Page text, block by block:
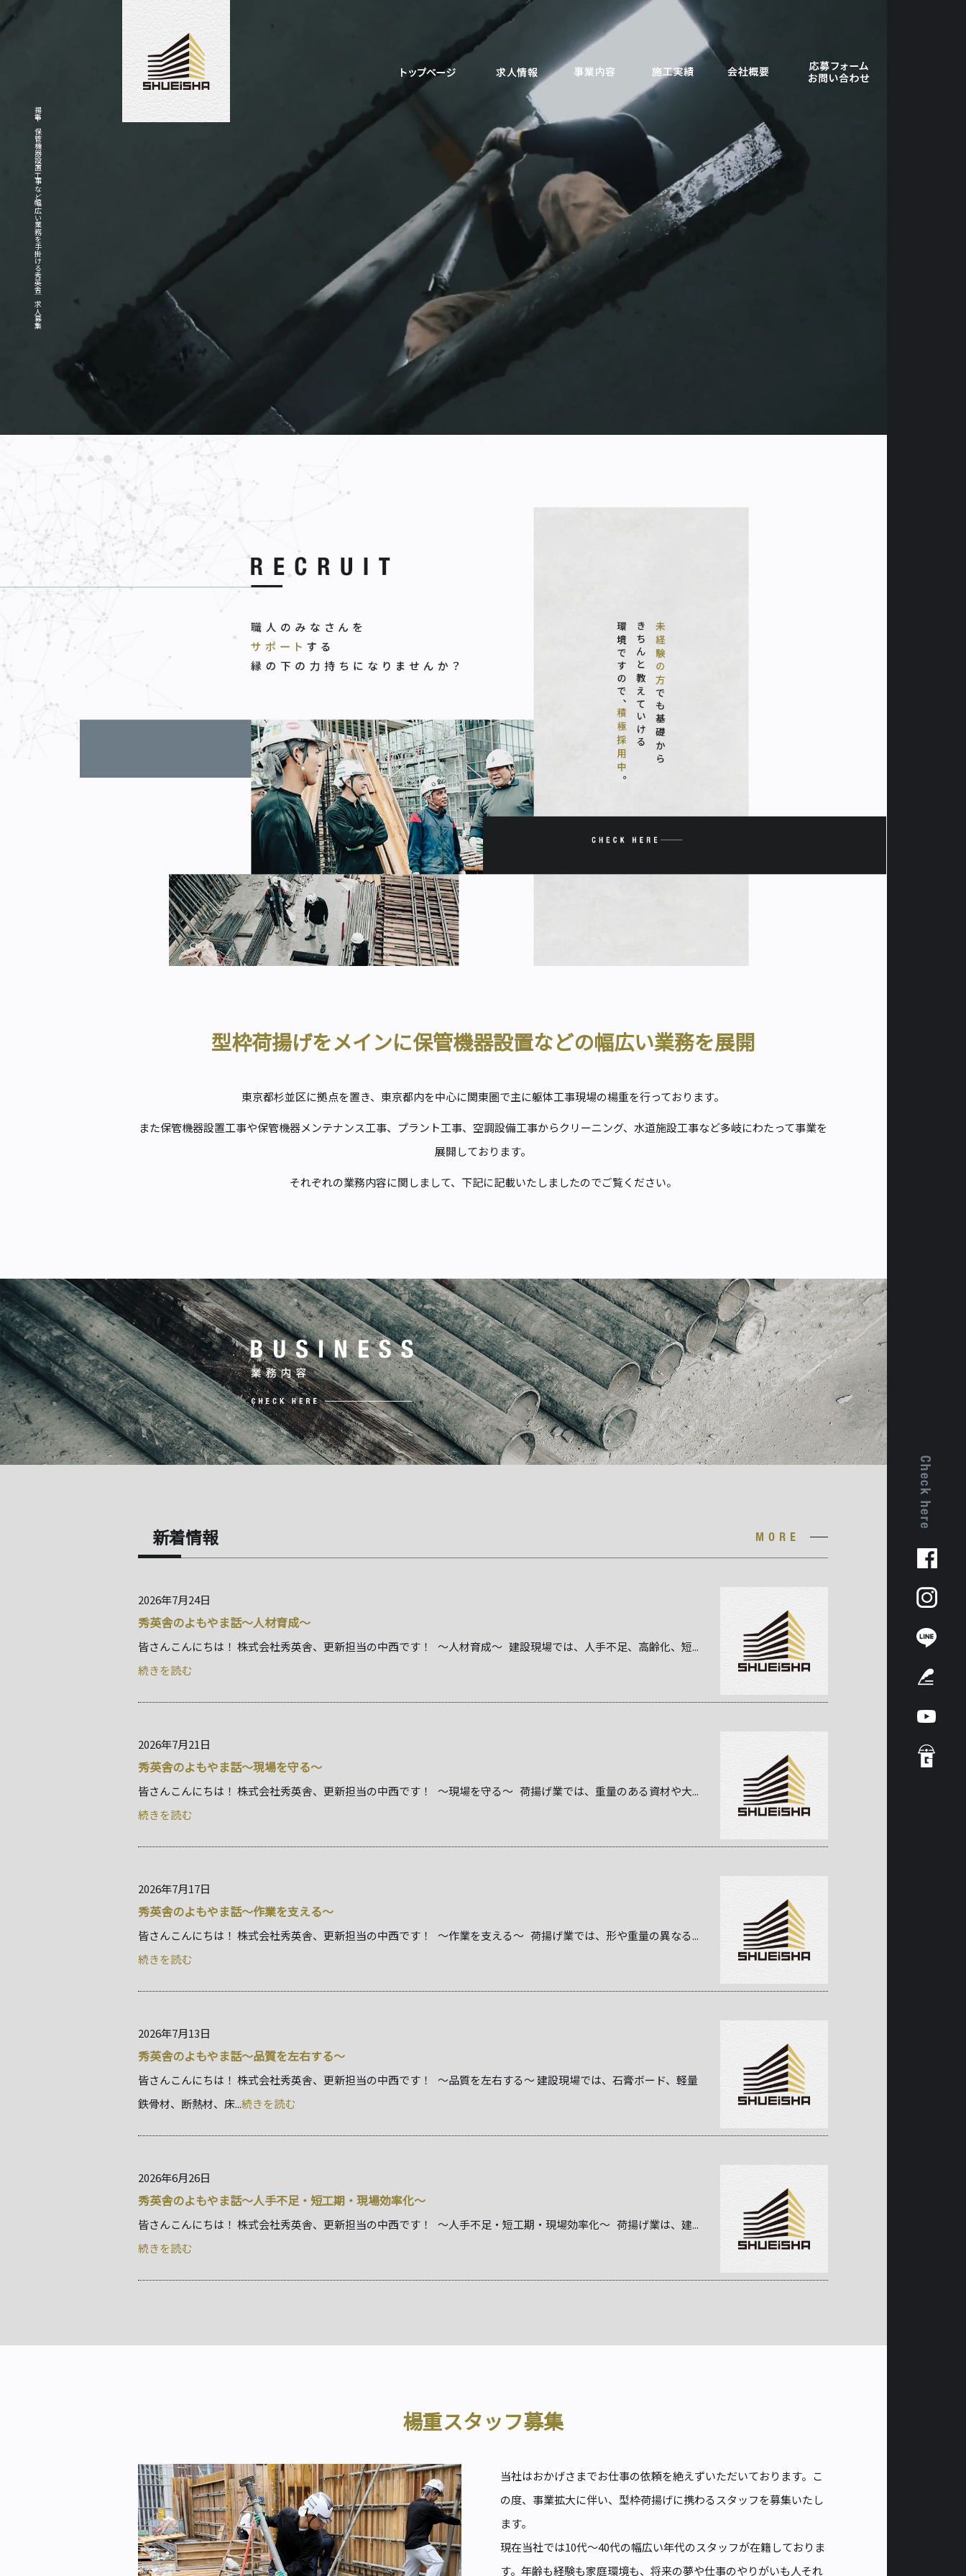
揚重や保管機器設置工事など幅広い業務を手掛ける秀英舎｜求人募集
型枠荷揚げをメインに保管機器設置などの幅広い業務を展開
東京都杉並区に拠点を置き、東京都内を中心に関東圏で主に躯体工事現場の楊重を行っております。
また保管機器設置工事や保管機器メンテナンス工事、プラント工事、空調設備工事からクリーニング、水道施設工事など多岐にわたって事業を
展開しております。
それぞれの業務内容に関しまして、下記に記載いたしましたのでご覧ください。
新着情報
2026年7月24日
秀英舎のよもやま話～人材育成～
皆さんこんにちは！ 株式会社秀英舎、更新担当の中西です！ ～人材育成～ 建設現場では、人手不足、高齢化、短...
続きを読む
2026年7月21日
秀英舎のよもやま話～現場を守る～
皆さんこんにちは！ 株式会社秀英舎、更新担当の中西です！ ～現場を守る～ 荷揚げ業では、重量のある資材や大...
続きを読む
2026年7月17日
秀英舎のよもやま話～作業を支える～
皆さんこんにちは！ 株式会社秀英舎、更新担当の中西です！ ～作業を支える～ 荷揚げ業では、形や重量の異なる...
続きを読む
2026年7月13日
秀英舎のよもやま話～品質を左右する～
皆さんこんにちは！ 株式会社秀英舎、更新担当の中西です！ ～品質を左右する～ 建設現場では、石膏ボード、軽量
鉄骨材、断熱材、床...続きを読む
2026年6月26日
秀英舎のよもやま話～人手不足・短工期・現場効率化～
皆さんこんにちは！ 株式会社秀英舎、更新担当の中西です！ ～人手不足・短工期・現場効率化～ 荷揚げ業は、建...
続きを読む
楊重スタッフ募集
当社はおかげさまでお仕事の依頼を絶えずいただいております。こ
の度、事業拡大に伴い、型枠荷揚げに携わるスタッフを募集いたし
ます。
現在当社では10代～40代の幅広い年代のスタッフが在籍しておりま
す。年齢も経験も家庭環境も、将来の夢や仕事のやりがいも人それ